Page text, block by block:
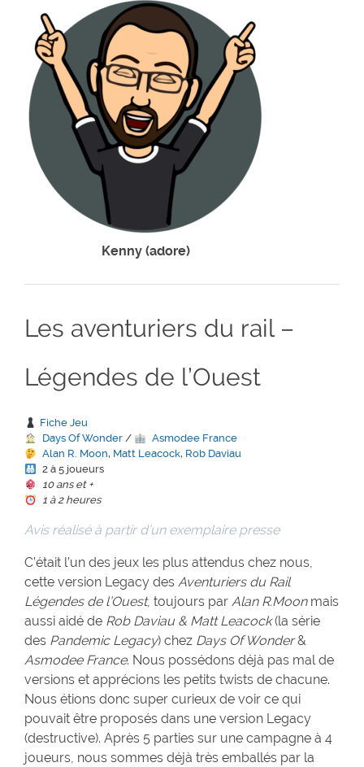
Kenny (adore)
Les aventuriers du rail –
Légendes de l’Ouest
Fiche Jeu
Days Of Wonder/
Asmodee France
Alan R. Moon, Matt Leacock, Rob Daviau
2 à 5 joueurs
10 ans et +
1 à 2 heures
Avis réalisé à partir d’un exemplaire presse
C’était l’un des jeux les plus attendus chez nous,
cette version Legacy des Aventuriers du Rail
Légendes de l’Ouest, toujours par Alan R.Moonmais
aussi aidé de Rob Daviau & Matt Leacock(la série
des Pandemic Legacy) chez Days Of Wonder&
Asmodee France. Nous possédons déjà pas mal de
versions et apprécions les petits twists de chacune.
Nous étions donc super curieux de voir ce qui
pouvait être proposés dans une version Legacy
(destructive). Après 5 parties sur une campagne à 4
joueurs, nous sommes déjà très emballés par la